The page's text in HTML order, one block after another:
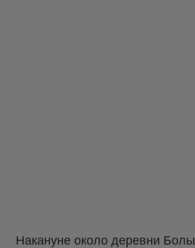
Накануне около деревни